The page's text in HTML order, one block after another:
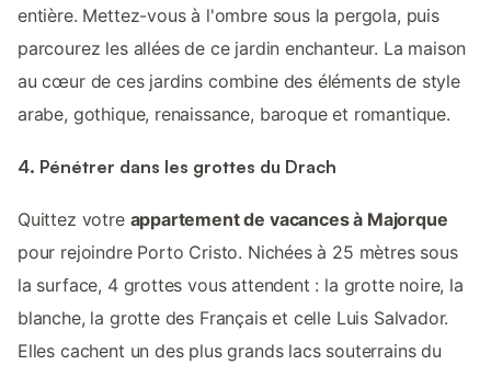
entière. Mettez-vous à l'ombre sous la pergola, puis
parcourez les allées de ce jardin enchanteur. La maison
au cœur de ces jardins combine des éléments de style
arabe, gothique, renaissance, baroque et romantique.
4. Pénétrer dans les grottes du Drach
Quittez votre appartement de vacances à Majorque
pour rejoindre Porto Cristo. Nichées à 25 mètres sous
la surface, 4 grottes vous attendent : la grotte noire, la
blanche, la grotte des Français et celle Luis Salvador.
Elles cachent un des plus grands lacs souterrains du